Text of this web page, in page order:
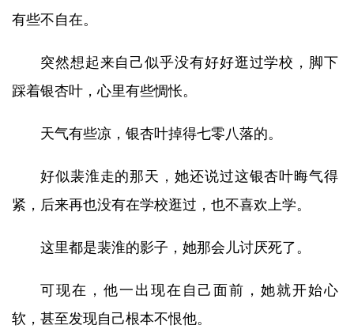
有些不自在。
突然想起来自己似乎没有好好逛过学校，脚下
踩着银杏叶，心里有些惆怅。
天气有些凉，银杏叶掉得七零八落的。
好似裴淮走的那天，她还说过这银杏叶晦气得
紧，后来再也没有在学校逛过，也不喜欢上学。
这里都是裴淮的影子，她那会儿讨厌死了。
可现在，他一出现在自己面前，她就开始心
软，甚至发现自己根本不恨他。